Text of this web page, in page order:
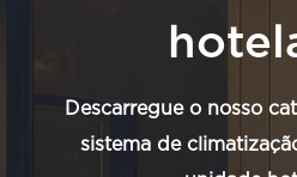
Descarregue o nosso
sistema de